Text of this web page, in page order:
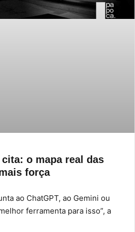
o mapa real das
força
ao ChatGPT, ao Gemini ou
ferramenta para isso”, a